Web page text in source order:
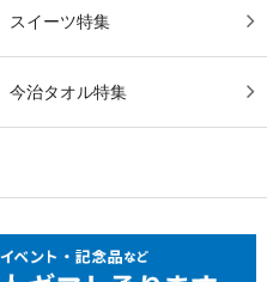
スイーツ特集
今治タオル特集